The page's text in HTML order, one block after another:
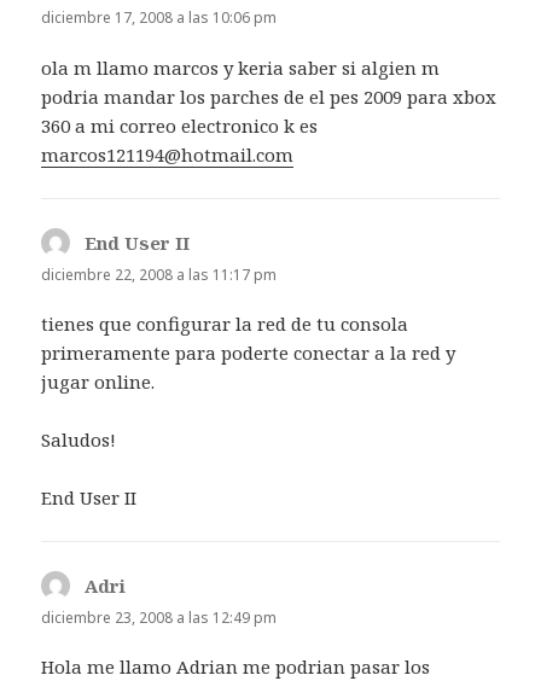
diciembre 17, 2008 a las 10:06 pm
ola m llamo marcos y keria saber si algien m
podria mandar los parches de el pes 2009 para xbox
360 a mi correo electronico k es
marcos121194@hotmail.com
End User II
diciembre 22, 2008 a las 11:17 pm
tienes que configurar la red de tu consola
primeramente para poderte conectar a la red y
jugar online.
Saludos!
End User II
Adri
diciembre 23, 2008 a las 12:49 pm
Hola me llamo Adrian me podrian pasar los